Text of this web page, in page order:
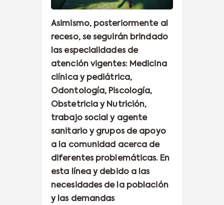
Asimismo, posteriormente al
receso, se seguirán brindado
las especialidades de
atención vigentes: Medicina
clínica y pediátrica,
Odontología, Piscología,
Obstetricia y Nutrición,
trabajo social y agente
sanitario y grupos de apoyo
a la comunidad acerca de
diferentes problemáticas. En
esta línea y debido a las
necesidades de la población
y las demandas